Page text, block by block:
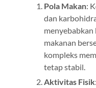
Pola Makan:
dan
menyebabkan
makanan
kompleks
tetap stabil.
Aktivitas Fisik